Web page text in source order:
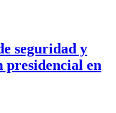
seguridad y
presidencial en